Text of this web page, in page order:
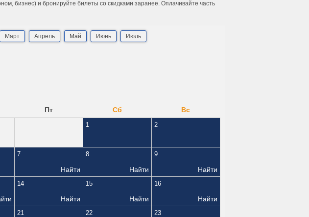
бизнес) и бронируйте билеты со скидками заранее. Оплачивайте часть
Март Апрель Май Июнь Июль
Пт Сб Вс
1 2
7
Найти
8
Найти
9
Найти
14
Найти
15
Найти
16
Найти
21 22 23